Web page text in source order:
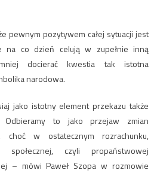
pewnym pozytywem całej sytuacji jest
co dzień celują w zupełnie inną
docierać kwestia tak istotna
narodowa.
jako istotny element przekazu także
Odbieramy to jako przejaw zmian
choć w ostatecznym rozrachunku,
czyli propaństwowej
– mówi Paweł Szopa w rozmowie